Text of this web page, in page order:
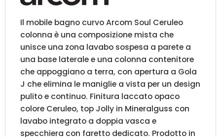
Il mobile bagno curvo Arcom Soul Ceruleo
colonna è una composizione mista che
unisce una zona lavabo sospesa a parete a
una base laterale e una colonna contenitore
che appoggiano a terra, con apertura a Gola
J che elimina le maniglie a vista per un design
pulito e continuo. Finitura laccato opaco
colore Ceruleo, top Jolly in Mineralguss con
lavabo integrato a doppia vasca e
specchiera con faretto dedicato. Prodotto in